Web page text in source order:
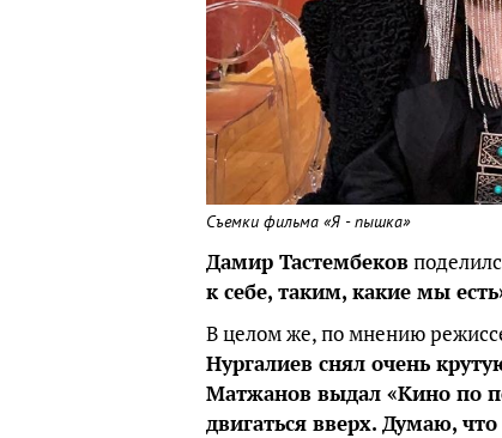
Съемки фильма «Я - пышка»
Дамир Тастембеков
к себе, таким, какие мы
В целом же, по мнению
Нургалиев снял очень
Матжанов выдал «Кино по
двигаться вверх. Думаю,